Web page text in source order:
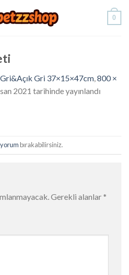
0
Gri 37×15×47cm,800 ×
2021 tarihinde yayınlandı
bırakabilirsiniz.
Gerekli alanlar *